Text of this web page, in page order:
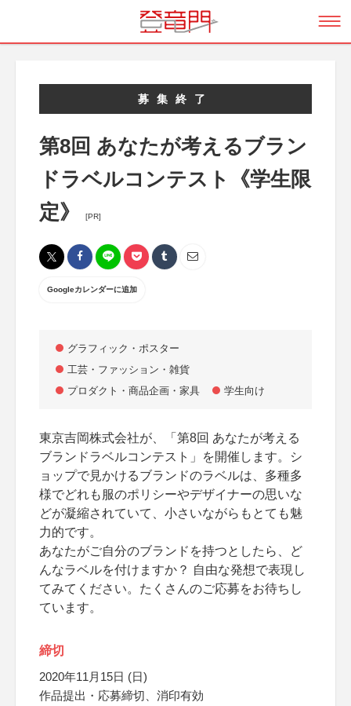
募集終了
第8回 あなたが考えるブラン
ドラベルコンテスト《学生限
定》
[PR]
Googleカレンダーに追加
グラフィック・ポスター
工芸・ファッション・雑貨
プロダクト・商品企画・家具
学生向け
東京吉岡株式会社が、「第8回 あなたが考える
ブランドラベルコンテスト」を開催します。シ
ョップで見かけるブランドのラベルは、多種多
様でどれも服のポリシーやデザイナーの思いな
どが凝縮されていて、小さいながらもとても魅
力的です。
あなたがご自分のブランドを持つとしたら、ど
んなラベルを付けますか？ 自由な発想で表現し
てみてください。たくさんのご応募をお待ちし
ています。
締切
2020年11月15日 (日)
作品提出・応募締切、消印有効